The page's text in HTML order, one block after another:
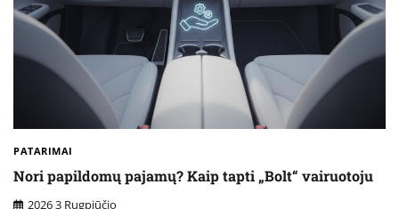
PATARIMAI
Nori papildomų pajamų? Kaip tapti „Bolt“ vairuotoju
2026 3 Rugpjūčio